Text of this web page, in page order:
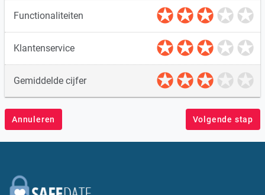
Functionaliteiten
Klantenservice
Gemiddelde cijfer
Annuleren Volgende stap